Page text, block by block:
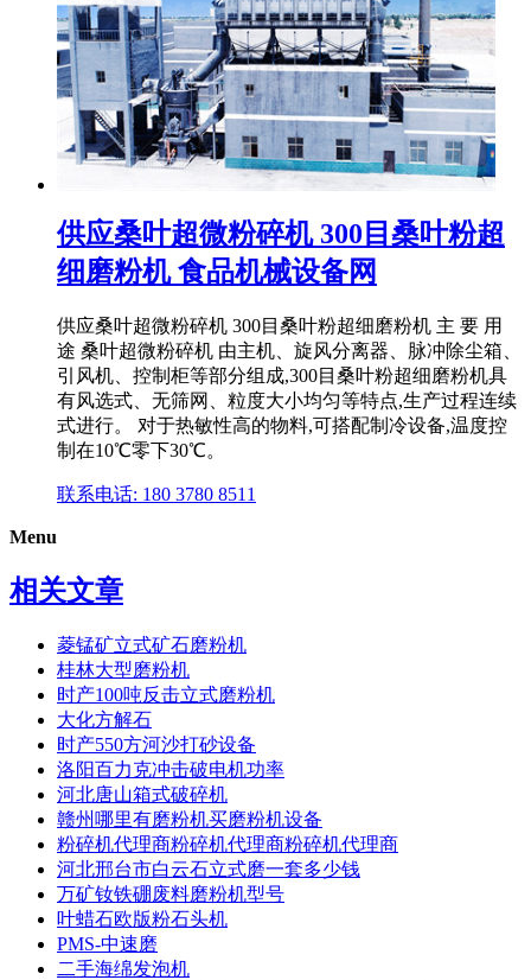
供应桑叶超微粉碎机 300目桑叶粉超
细磨粉机 食品机械设备网
供应桑叶超微粉碎机 300目桑叶粉超细磨粉机 主 要 用
途 桑叶超微粉碎机 由主机、旋风分离器、脉冲除尘箱、
引风机、控制柜等部分组成,300目桑叶粉超细磨粉机具
有风选式、无筛网、粒度大小均匀等特点,生产过程连续
式进行。 对于热敏性高的物料,可搭配制冷设备,温度控
制在10℃零下30℃。
联系电话: 180 3780 8511
Menu
相关文章
菱锰矿立式矿石磨粉机
桂林大型磨粉机
时产100吨反击立式磨粉机
大化方解石
时产550方河沙打砂设备
洛阳百力克冲击破电机功率
河北唐山箱式破碎机
赣州哪里有磨粉机买磨粉机设备
粉碎机代理商粉碎机代理商粉碎机代理商
河北邢台市白云石立式磨一套多少钱
万矿钕铁硼废料磨粉机型号
叶蜡石欧版粉石头机
PMS-中速磨
二手海绵发泡机